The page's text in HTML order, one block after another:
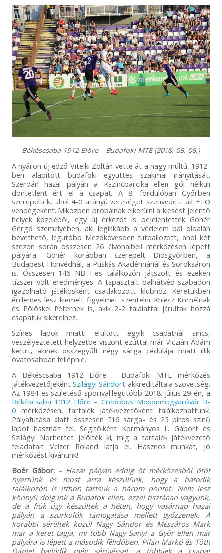
Békéscsaba 1912 Előre – Budafoki MTE (2018. 05. 06.)
A nyáron új edző Vitelki Zoltán vette át a nagy múltú, 1912-
ben alapított budafoki együttes szakmai irányítását.
Szerdán hazai pályán a Kazincbarcika ellen gól nélküli
döntetlent ért el a csapat. A 8. fordulóban Győrben
szerepeltek, ahol 4-0 arányú vereséget szenvedett az ETO
vendégeként. Miközben próbálnak elkerülni a kiesést jelentő
helyek közeléből, egy új érkezőt is bejelentettek Gohér
Gergő személyében, aki leginkább a védelem bal oldalán
bevethető, legutóbb Mezőkövesden futballozott, ahol két
szezon során összesen 26 élvonalbeli mérkőzésen lépett
pályára. Gohér korábban szerepelt Diósgyőrben, a
Budapest Honvédnál, a Puskás Akadémiánál és Soroksáron
is. Összesen 146 NB I-es találkozón játszott és ezeken
tízszer volt eredményes. A tapasztalt balhátvéd szabadon
igazolható játékosként csatlakozott klubhoz. Keretükben
érdemes lesz kiemelt figyelmet szentelni Khiesz Kornélnak
és Pölöskei Péternek is, akik 2-2 találattal járultak hozzá
csapatuk sikereihez.
Színes lapok miatti eltiltott egyik csapatnál sincs,
veszélyeztetett helyzetbe viszont ezúttal már Viczián Ádám
került, akinek összegyűlt négy sárga cédulája miatt illik
óvatosabban fellépnie.
A Békéscsaba 1912 Előre – Budafoki MTE mérkőzés
játékvezetőjekéntSzilágyi Sándort akkreditálta a szövetség.
Az 1984-es születésű sporival legutóbb 2018. július 29-én, a
Békéscsaba 1912 Előre – Credobus Mosonmagyaróvár 3-
0mérkőzésen, tartalék játékvezetőként találkozhattunk.
Pályafutása alatt összesen 516 sárga- és 25 piros színű
lapot használt fel. Segítőiként Kormányos II. Gábort és
Szilágyi Norbertet jelölték ki, míg a tartalék játékvezető
feladatait Veizer Roland látja el. Hasznos munkát, jó
mérkőzést kívánunk!
Boér Gábor: – Hazai pályán eddig öt mérkőzésből ötöt
nyertünk és most arra készülünk, hogy a hatodik
találkozón is itthon tartsuk a három pontot. Nem lesz
könnyű dolgunk a Budafok ellen, ezzel tisztában vagyunk,
de a fiúk úgy készültek a héten, hogy vasárnap hazai
pályán a szurkolók támogatása mellett győzzenek. A
korábbi sérültek közül Nagy Sándor és Mészáros Márk
már a keret tagja, mi több Nagy Sanyi a Győr ellen már
pályára is lépett a második félidőben. Pilán Márkó és Tóth
Dániel bajlódik még sérüléssel, a többiek a csapat